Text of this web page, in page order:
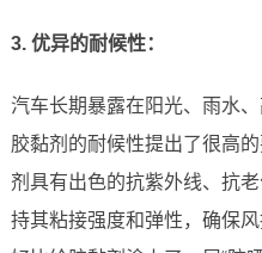
3. 优异的耐候性：
汽车长期暴露在阳光、雨水
胶黏剂的耐候性提出了很高
剂具有出色的抗紫外线、抗
持其粘接强度和弹性，确保